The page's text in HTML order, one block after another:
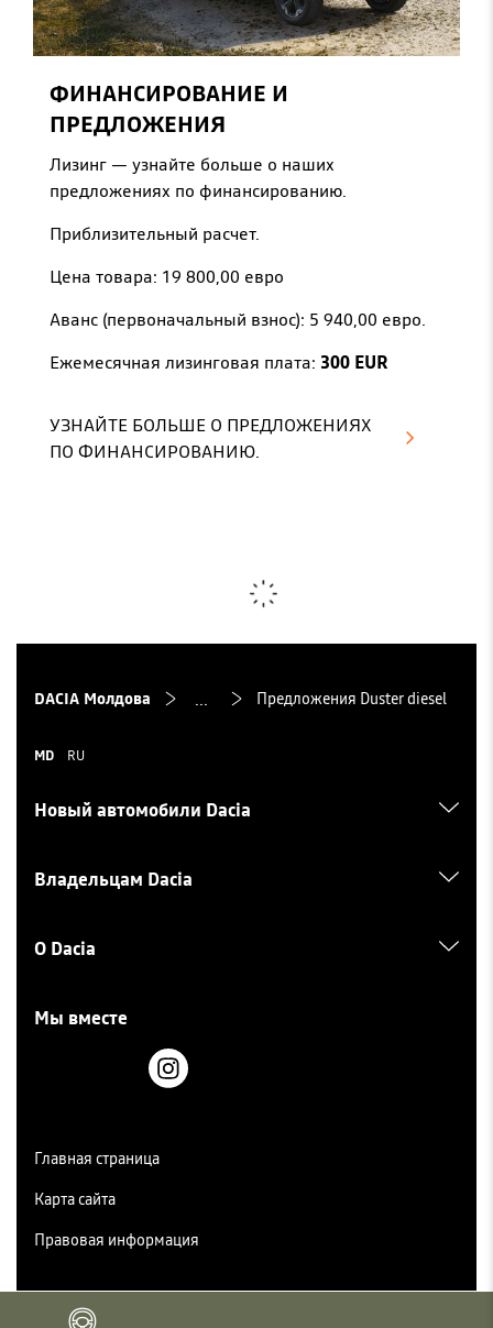
ФИНАНСИРОВАНИЕ И
ПРЕДЛОЖЕНИЯ
Лизинг — узнайте больше о наших
предложениях по финансированию.
Приблизительный расчет.
Цена товара: 19 800,00 евро
Аванс (первоначальный взнос): 5 940,00 евро.
Ежемесячная лизинговая плата: 300 EUR
УЗНАЙТЕ БОЛЬШЕ О ПРЕДЛОЖЕНИЯХ
ПО ФИНАНСИРОВАНИЮ.